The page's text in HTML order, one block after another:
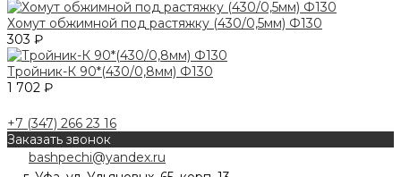
Хомут обжимной под растяжку (430/0,5мм) Ф130
303 ₽
Тройник-К 90*(430/0,8мм) Ф130
1 702 ₽
+7 (347) 266 23 16
Заказать звонок
bashpechi@yandex.ru